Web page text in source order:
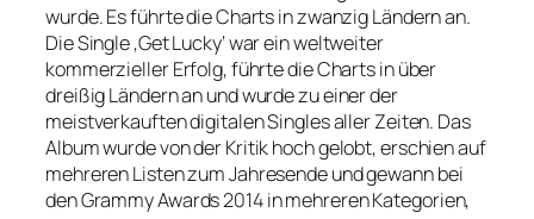
wurde. Es führte die Charts in zwanzig Ländern an.
Die Single ‚Get Lucky‘ war ein weltweiter
kommerzieller Erfolg, führte die Charts in über
dreißig Ländern an und wurde zu einer der
meistverkauften digitalen Singles aller Zeiten. Das
Album wurde von der Kritik hoch gelobt, erschien auf
mehreren Listen zum Jahresende und gewann bei
den Grammy Awards 2014 in mehreren Kategorien,